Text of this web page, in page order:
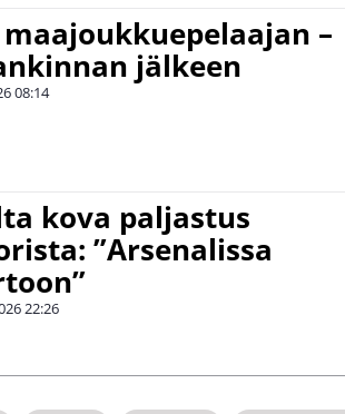
–
jälkeen
08:14
kova paljastus
”Arsenalissa
22:26